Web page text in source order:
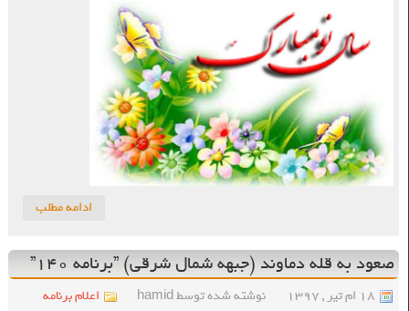
ادامه مطلب
صعود به قله‌ دماوند (جبهه شمال شرقی) ”برنامه ۱۴۰”
۱۸ ام تیر , ۱۳۹۷ نوشته شده توسط hamid
اعلام برنامه